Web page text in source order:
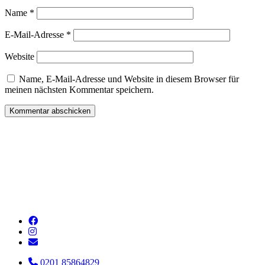
Name *
E-Mail-Adresse *
Website
Name, E-Mail-Adresse und Website in diesem Browser für
meinen nächsten Kommentar speichern.
0201 85864829